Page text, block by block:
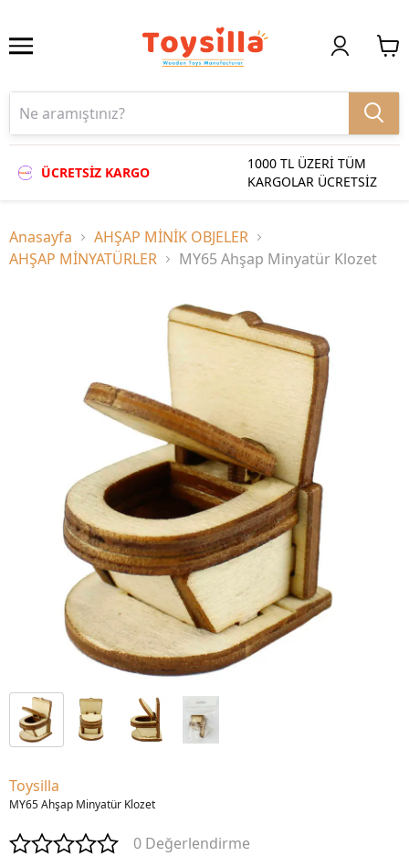
ÜCRETSİZ KARGO
1000 TL ÜZERİ TÜM
KARGOLAR ÜCRETSİZ
Anasayfa
AHŞAP MİNİK OBJELER
AHŞAP MİNYATÜRLER
MY65 Ahşap Minyatür Klozet
Toysilla
MY65 Ahşap Minyatür Klozet
0 Değerlendirme